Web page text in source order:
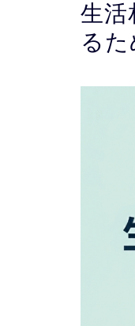
生活
るた